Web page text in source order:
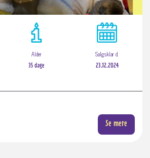
Alder
35 dage
Salgsklar d.
23.12.2024
Se mere